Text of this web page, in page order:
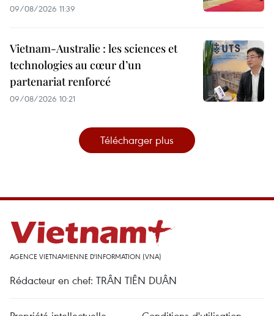
09/08/2026 11:39
Vietnam-Australie : les sciences et
technologies au cœur d’un
partenariat renforcé
09/08/2026 10:21
Télécharger plus
AGENCE VIETNAMIENNE D'INFORMATION (VNA)
Rédacteur en chef: TRÂN TIÊN DUÂN